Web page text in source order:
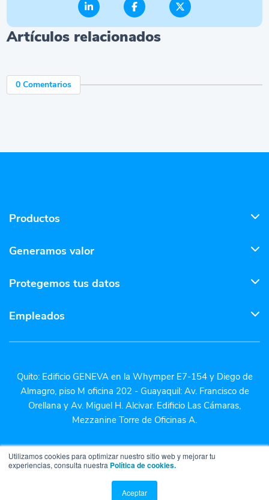
Utilizamos cookies para optimizar nuestro sitio web y mejorar tu
experiencias, consulta nuestra Política de cookies.
Aceptar
Artículos relacionados
0 Comentarios
Productos
Generamos valor
Protegemos tus datos
Empleados
Quito: Edificio GENEVA en la Whymper E7-154 y Diego de
Almagro, piso M oficina 202 - Guayaquil: Av. Francisco de
Orellana y Av. Miguel H. Alcivar. Edificio Las Cámaras,
Mezzanine Torre de Oficinas A.